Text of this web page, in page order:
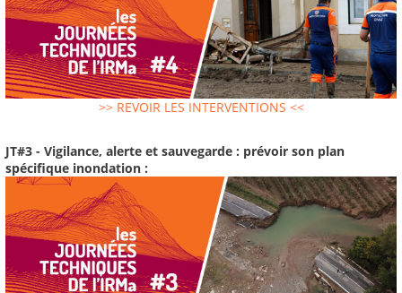
>> REVOIR LES INTERVENTIONS <<
JT#3 - Vigilance, alerte et sauvegarde : prévoir son plan
spécifique inondation :